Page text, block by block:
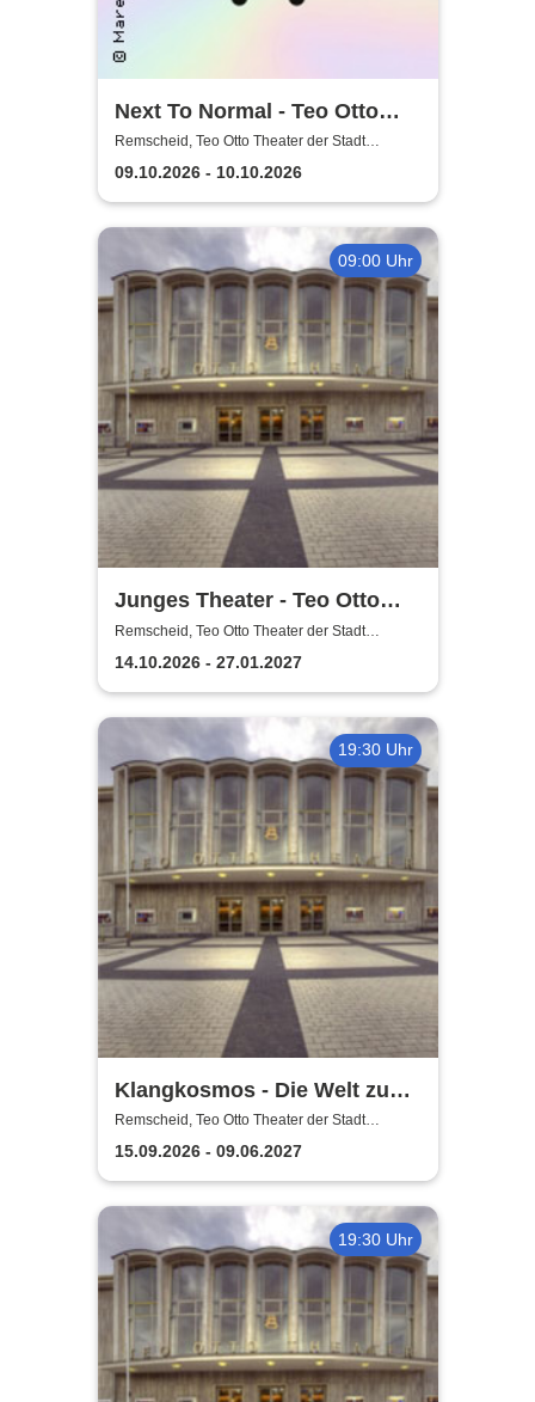
Next To Normal - Teo Otto
Theater der Stadt Remscheid
Remscheid, Teo Otto Theater der Stadt
Remscheid
09.10.2026 - 10.10.2026
09:00 Uhr
Junges Theater - Teo Otto
Theater der Stadt Remscheid
Remscheid, Teo Otto Theater der Stadt
Remscheid
14.10.2026 - 27.01.2027
19:30 Uhr
Klangkosmos - Die Welt zu
Gast in Remscheid
Remscheid, Teo Otto Theater der Stadt
Remscheid
15.09.2026 - 09.06.2027
19:30 Uhr